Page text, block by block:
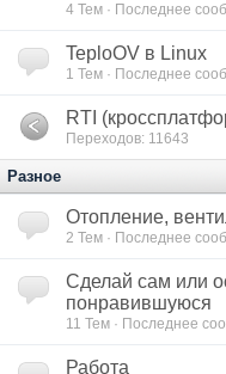
4 Тем · Последнее
TeploOV в Linux
1 Тем · Последнее
RTI
Переходов: 11643
Разное
Отопление,
2 Тем · Последнее
Сделай сам или
понравившуюся
11 Тем · Последнее
Работа